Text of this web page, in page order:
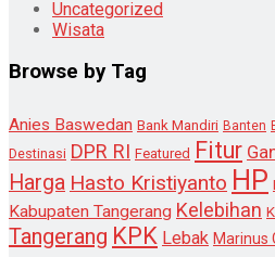
Uncategorized
Wisata
Browse by Tag
Anies Baswedan Bank Mandiri Banten
Destinasi DPR RI Featured Fitur
Harga Hasto Kristiyanto HP
Kabupaten Tangerang Kelebihan
Tangerang KPK Lebak Marinus